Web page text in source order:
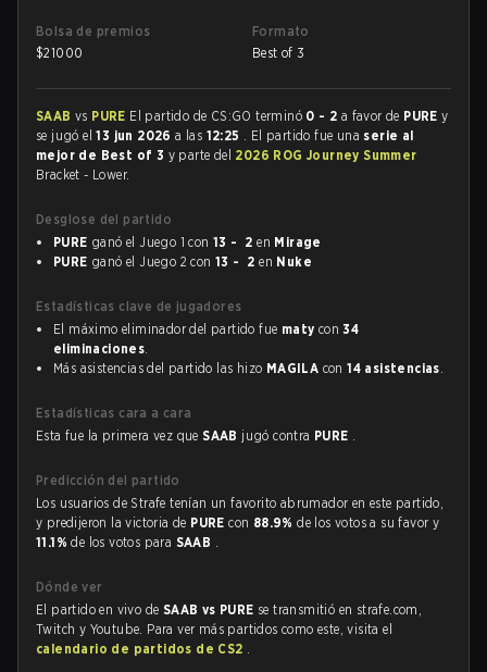
Bolsa de premios
$21000
Formato
Best of 3
SAAB vs PURE El partido de CS:GO terminó 0 - 2 a favor de PUREy
se jugó el13 jun 2026a las 12:25 . El partido fue una serie al
mejor de Best of 3 y parte del 2026 ROG Journey Summer
Bracket - Lower.
Desglose del partido
PURE ganó el Juego 1 con13 - 2 en Mirage
PURE ganó el Juego 2 con13 - 2 en Nuke
Estadísticas clave de jugadores
El máximo eliminador del partido fue maty con34
eliminaciones.
Más asistencias del partido las hizo MAGILA con14 asistencias.
Estadísticas cara a cara
Esta fue la primera vez queSAAB jugó contra PURE .
Predicción del partido
Los usuarios de Strafe tenían un favorito abrumador en este partido,
y predijeron la victoria de PUREcon 88.9%de los votos a su favor y
11.1%de los votos para SAAB .
Dónde ver
El partido en vivo de SAAB vs PURE se transmitió en strafe.com,
Twitch y Youtube. Para ver más partidos como este, visita el
calendario de partidos de CS2 .